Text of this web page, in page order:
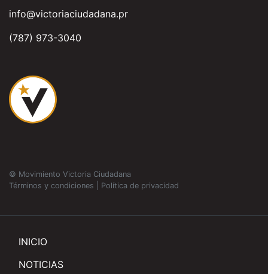
info@victoriaciudadana.pr
(787) 973-3040
© Movimiento Victoria Ciudadana
Términos y condiciones
Política de privacidad
INICIO
NOTICIAS